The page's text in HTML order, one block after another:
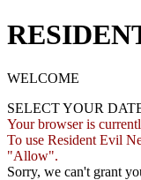
WELCOME
SELECT YOUR
Your browser is
To use Resident Evil
"Allow".
Sorry, we can't grant